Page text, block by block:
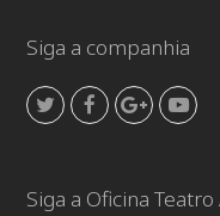
Siga a companhia
TwitterFacebook
Siga a Oficina